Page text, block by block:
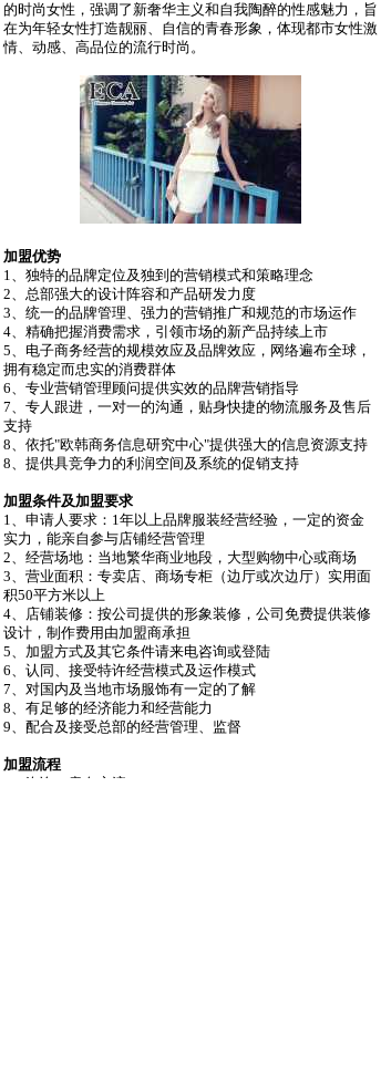
的时尚女性，强调了新奢华主义和自我陶醉的性感魅力，旨
在为年轻女性打造靓丽、自信的青春形象，体现都市女性激
情、动感、高品位的流行时尚。
加盟优势
1、独特的品牌定位及独到的营销模式和策略理念
2、总部强大的设计阵容和产品研发力度
3、统一的品牌管理、强力的营销推广和规范的市场运作
4、精确把握消费需求，引领市场的新产品持续上市
5、电子商务经营的规模效应及品牌效应，网络遍布全球，
拥有稳定而忠实的消费群体
6、专业营销管理顾问提供实效的品牌营销指导
7、专人跟进，一对一的沟通，贴身快捷的物流服务及售后
支持
8、依托"欧韩商务信息研究中心"提供强大的信息资源支持
8、提供具竞争力的利润空间及系统的促销支持
加盟条件及加盟要求
1、申请人要求：1年以上品牌服装经营经验，一定的资金
实力，能亲自参与店铺经营管理
2、经营场地：当地繁华商业地段，大型购物中心或商场
3、营业面积：专卖店、商场专柜（边厅或次边厅）实用面
积50平方米以上
4、店铺装修：按公司提供的形象装修，公司免费提供装修
设计，制作费用由加盟商承担
5、加盟方式及其它条件请来电咨询或登陆
6、认同、接受特许经营模式及运作模式
7、对国内及当地市场服饰有一定的了解
8、有足够的经济能力和经营能力
9、配合及接受总部的经营管理、监督
加盟流程
1、咨询、意向交流